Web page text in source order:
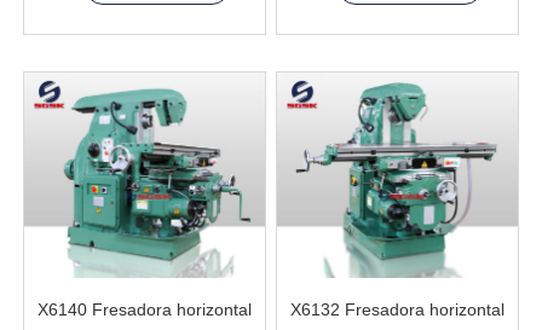
X6140 Fresadora horizontal X6132 Fresadora horizontal